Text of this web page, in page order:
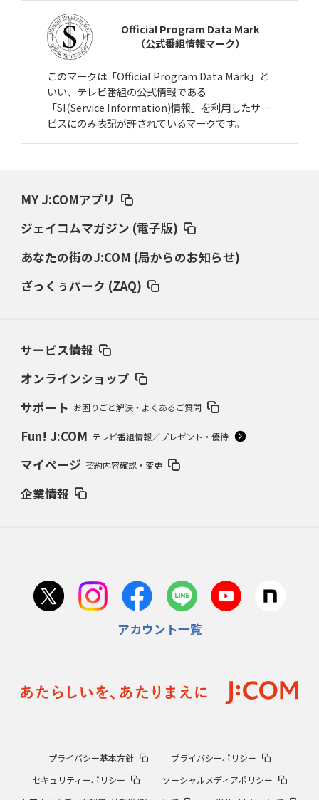
Official Program Data Mark
（公式番組情報マーク）
このマークは「Official Program Data Mark」と
いい、テレビ番組の公式情報である
「SI(Service Information)情報」を利用したサー
ビスにのみ表記が許されているマークです。
MY J:COMアプリ
ジェイコムマガジン (電子版)
あなたの街のJ:COM (局からのお知らせ)
ざっくぅパーク (ZAQ)
サービス情報
オンラインショップ
サポート お困りごと解決・よくあるご質問
Fun! J:COM テレビ番組情報／プレゼント・優待
マイページ 契約内容確認・変更
企業情報
アカウント一覧
プライバシー基本方針
プライバシーポリシー
セキュリティーポリシー
ソーシャルメディアポリシー